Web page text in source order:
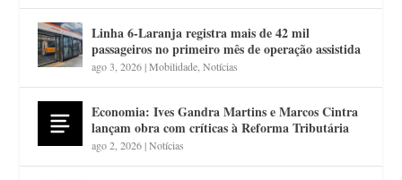
Linha 6-Laranja registra mais de 42 mil
passageiros no primeiro mês de operação assistida
ago 3, 2026|Mobilidade ,Notícias
Economia: Ives Gandra Martins e Marcos Cintra
lançam obra com críticas à Reforma Tributária
ago 2, 2026|Notícias